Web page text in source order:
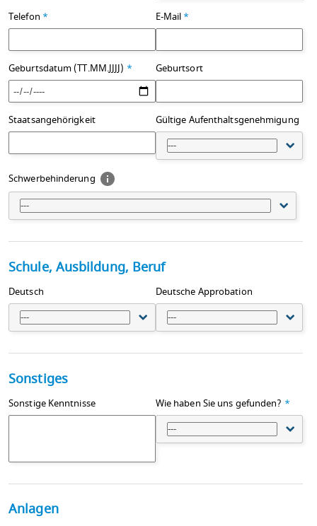
Telefon * E-Mail *
Geburtsdatum (TT.MM.JJJJ) * Geburtsort
Staatsangehörigkeit Gültige Aufenthaltsgenehmigung
---
Schwerbehinderung
---
Schule, Ausbildung, Beruf
Deutsch
---
Deutsche Approbation
---
Sonstiges
Sonstige Kenntnisse Wie haben Sie uns gefunden? *
---
Anlagen